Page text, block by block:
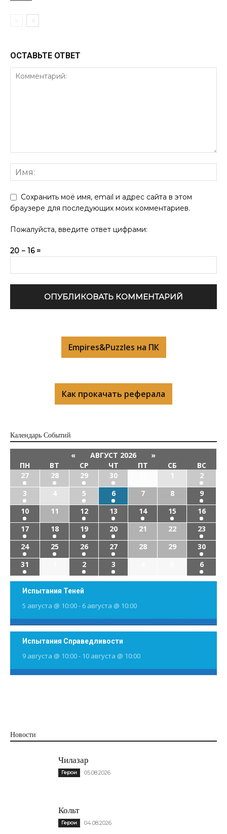
ОСТАВЬТЕ ОТВЕТ
Сохранить моё имя, email и адрес сайта в этом
браузере для последующих моих комментариев.
Пожалуйста, введите ответ цифрами:
20 − 16 =
Empires&Puzzles на ПК
Как прокачать реферала
Календарь Cобытий
« АВГУСТ 2026
»
ПН
ВТ СР ЧТ ПТ СБ
ВС
27
28 29 30 1
2
3
4 5 6 7 8
9
10
11 12 13 14 15
16
17
18 19 20 21 22
23
24
25 26 27 28 29
30
31
2 3 6
Испытания Теней
5 августа @ 10:00- 6 августа @ 10:00
Испытания Справедливости
9 августа @ 10:00- 10 августа @ 10:00
Новости
Чилазар
Герои 05.08.2026
Кольт
Герои 04.08.2026